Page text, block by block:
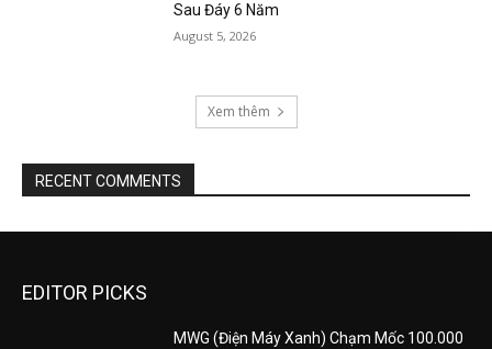
Sau Đáy 6 Năm
August 5, 2026
Xem thêm
RECENT COMMENTS
EDITOR PICKS
MWG (Điện Máy Xanh) Chạm Mốc 100.000